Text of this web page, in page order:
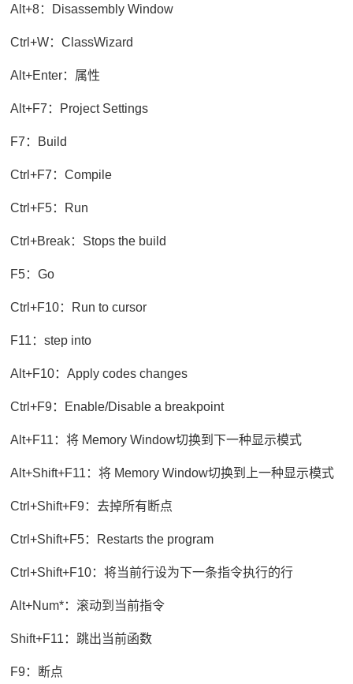
Alt+8：Disassembly Window
Ctrl+W：ClassWizard
Alt+Enter：属性
Alt+F7：Project Settings
F7：Build
Ctrl+F7：Compile
Ctrl+F5：Run
Ctrl+Break：Stops the build
F5：Go
Ctrl+F10：Run to cursor
F11：step into
Alt+F10：Apply codes changes
Ctrl+F9：Enable/Disable a breakpoint
Alt+F11：将 Memory Window切换到下一种显示模式
Alt+Shift+F11：将 Memory Window切换到上一种显示模式
Ctrl+Shift+F9：去掉所有断点
Ctrl+Shift+F5：Restarts the program
Ctrl+Shift+F10：将当前行设为下一条指令执行的行
Alt+Num*：滚动到当前指令
Shift+F11：跳出当前函数
F9：断点